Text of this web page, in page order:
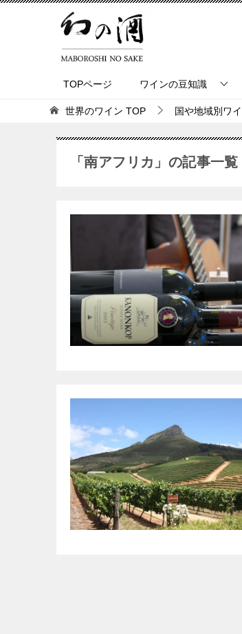
TOPページ ワインの豆知識
世界のワイン TOP 国や地域別ワ
「南アフリカ」の記事一覧